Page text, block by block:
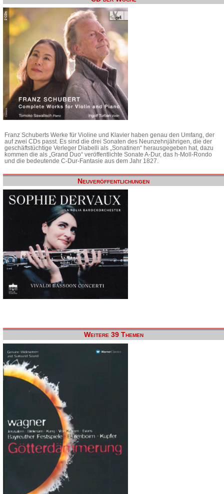
Franz Schuberts Werke für Violine und Klavier haben genau den Umfang, der
auf zwei CDs passt. Es sind die drei Sonaten des Neunzehnjährigen, die der
geschäftstüchtige Verleger Diabelli als „Sonatinen“ herausgegeben hat, dazu
kommen die als „Grand Duo“ veröffentlichte Sonate A-Dur, das h-Moll-Rondo
und die bedeutende C-Dur-Fantasie aus dem Jahr 1827.
Neuveröffentlichungen
Weitere 39 Themen